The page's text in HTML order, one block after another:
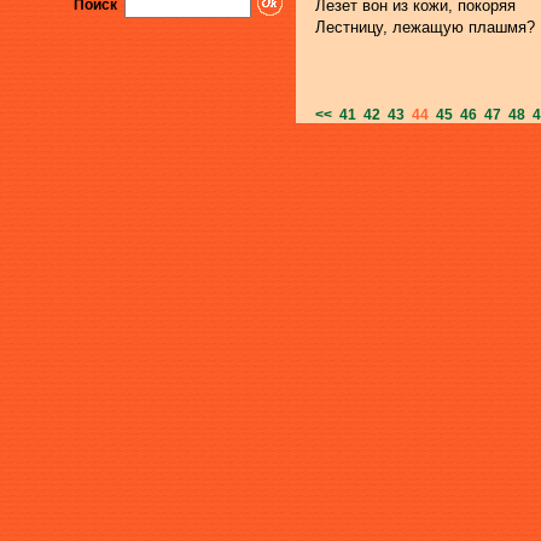
Поиск
Лезет вон из кожи, покоряя
Лестницу, лежащую плашмя?
<< 41 42 43 44 45 46 47 48